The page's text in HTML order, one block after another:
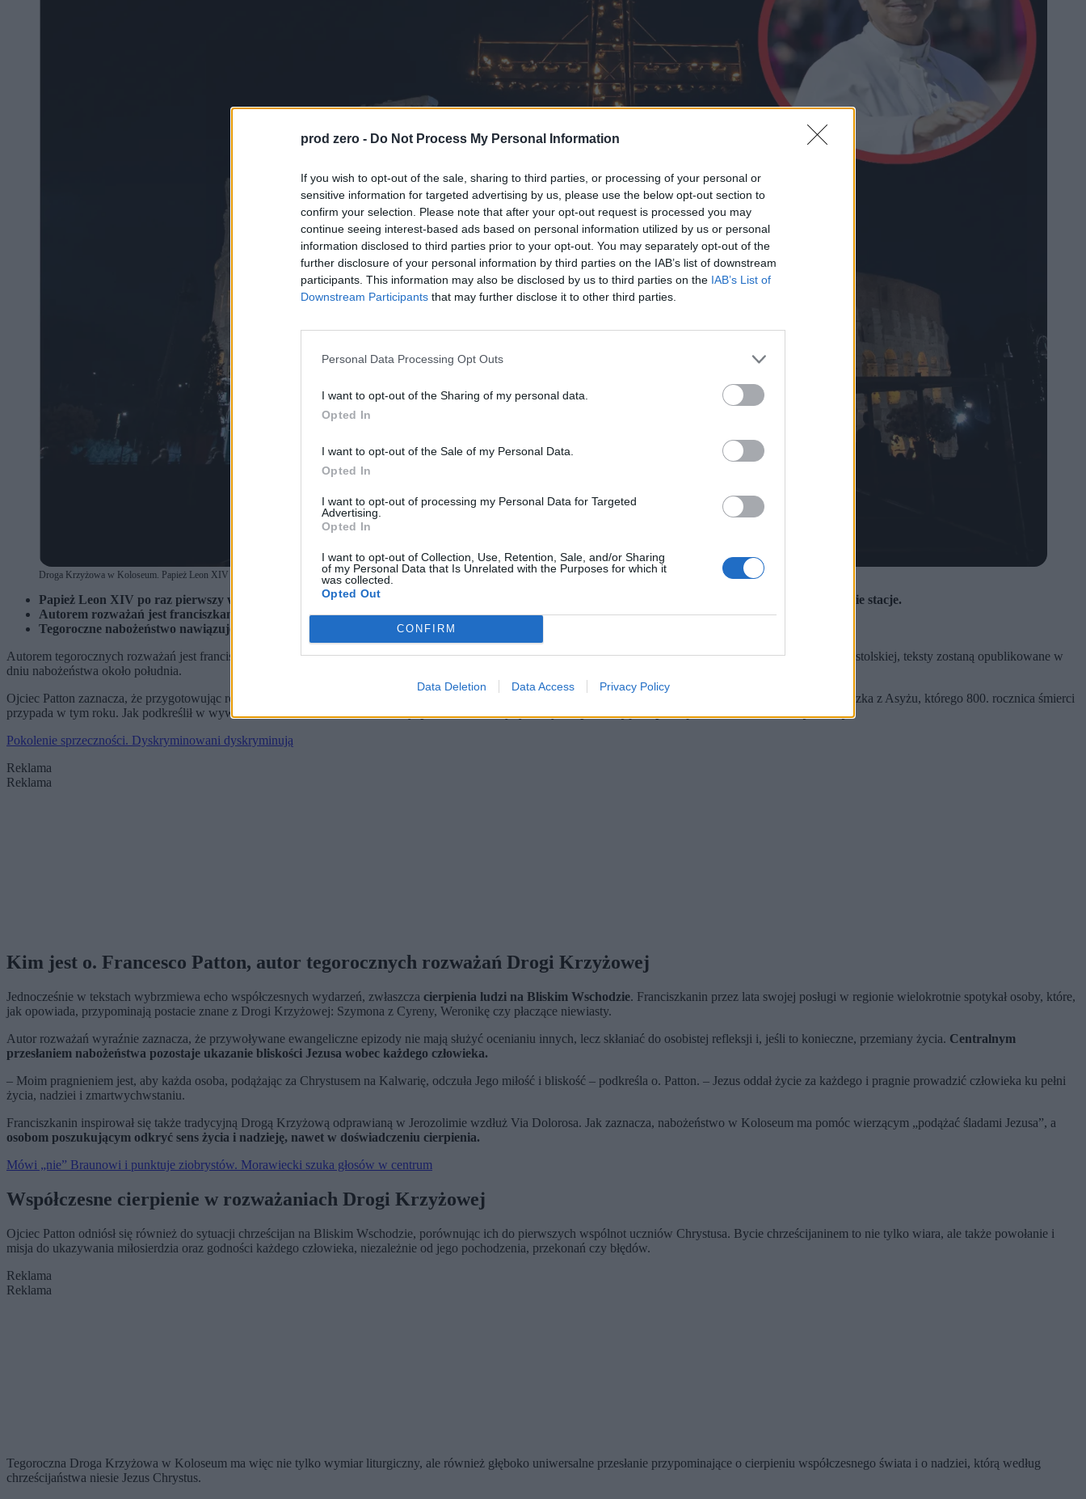
prod zero - Do Not Process My Personal Information
If you wish to opt-out of the sale, sharing to third parties, or processing of your personal or
sensitive information for targeted advertising by us, please use the below opt-out section to
confirm your selection. Please note that after your opt-out request is processed you may
continue seeing interest-based ads based on personal information utilized by us or personal
information disclosed to third parties prior to your opt-out. You may separately opt-out of the
further disclosure of your personal information by third parties on the IAB’s list of downstream
participants. This information may also be disclosed by us to third parties on the IAB’s List of
Downstream Participants that may further disclose it to other third parties.
Personal Data Processing Opt Outs
I want to opt-out of the Sharing of my personal data.
Opted In
I want to opt-out of the Sale of my Personal Data.
Opted In
I want to opt-out of processing my Personal Data for Targeted
Advertising.
Opted In
I want to opt-out of Collection, Use, Retention, Sale, and/or Sharing
of my Personal Data that Is Unrelated with the Purposes for which it
was collected.
Opted Out
CONFIRM
Data Deletion Data Access Privacy Policy
Droga Krzyżowa w Koloseum. Papież Leon XIV sam poniesie krzyż. (fot. Shutterstock)
Papież Leon XIV po raz pierwszy w swoim pontyfikacie nie tylko poprowadzi Drogę Krzyżową w Koloseum, ale też sam poniesie krzyż przez wszystkie stacje.
Autorem rozważań jest franciszkanin o. Francesco Patton, który odwołuje się do Ewangelii i duchowości św. Franciszka z Asyżu.
Tegoroczne nabożeństwo nawiązuje do współczesnych dramatów, zwłaszcza cierpienia ludzi na Bliskim Wschodzie.
Autorem tegorocznych rozważań jest franciszkanin o. Francesco Patton, były kustosz Ziemi Świętej w latach 2016-2025. Jak podkreślono w komunikacie Stolicy Apostolskiej, teksty zostaną opublikowane w
dniu nabożeństwa około południa.
Ojciec Patton zaznacza, że przygotowując rozważania, sięgnął przede wszystkim do Ewangelii, szczególnie tej według św. Jana, oraz do duchowej schedy św. Franciszka z Asyżu, którego 800. rocznica śmierci
przypada w tym roku. Jak podkreślił w wywiadzie dla Vatican News duchowny,
pisma „Biedaczyny z Asyżu” pozostają „kopalnią duchowości chrześcijańskiej”.
Pokolenie sprzeczności. Dyskryminowani dyskryminują
Reklama
Reklama
Kim jest o. Francesco Patton, autor tegorocznych rozważań Drogi Krzyżowej
Jednocześnie w tekstach wybrzmiewa echo współczesnych wydarzeń, zwłaszcza cierpienia ludzi na Bliskim Wschodzie. Franciszkanin przez lata swojej posługi w regionie wielokrotnie spotykał osoby, które,
jak opowiada, przypominają postacie znane z Drogi Krzyżowej: Szymona z Cyreny, Weronikę czy płaczące niewiasty.
Autor rozważań wyraźnie zaznacza, że przywoływane ewangeliczne epizody nie mają służyć ocenianiu innych, lecz skłaniać do osobistej refleksji i, jeśli to konieczne, przemiany życia. Centralnym
przesłaniem nabożeństwa pozostaje ukazanie bliskości Jezusa wobec każdego człowieka.
– Moim pragnieniem jest, aby każda osoba, podążając za Chrystusem na Kalwarię, odczuła Jego miłość i bliskość – podkreśla o. Patton. – Jezus oddał życie za każdego i pragnie prowadzić człowieka ku pełni
życia, nadziei i zmartwychwstaniu.
Franciszkanin inspirował się także tradycyjną Drogą Krzyżową odprawianą w Jerozolimie wzdłuż Via Dolorosa. Jak zaznacza, nabożeństwo w Koloseum ma pomóc wierzącym „podążać śladami Jezusa”, a
osobom poszukującym odkryć sens życia i nadzieję, nawet w doświadczeniu cierpienia.
Mówi „nie” Braunowi i punktuje ziobrystów. Morawiecki szuka głosów w centrum
Współczesne cierpienie w rozważaniach Drogi Krzyżowej
Ojciec Patton odniósł się również do sytuacji chrześcijan na Bliskim Wschodzie, porównując ich do pierwszych wspólnot uczniów Chrystusa. Bycie chrześcijaninem to nie tylko wiara, ale także powołanie i
misja do ukazywania miłosierdzia oraz godności każdego człowieka, niezależnie od jego pochodzenia, przekonań czy błędów.
Reklama
Reklama
Tegoroczna Droga Krzyżowa w Koloseum ma więc nie tylko wymiar liturgiczny, ale również głęboko uniwersalne przesłanie przypominające o cierpieniu współczesnego świata i o nadziei, którą według
chrześcijaństwa niesie Jezus Chrystus.